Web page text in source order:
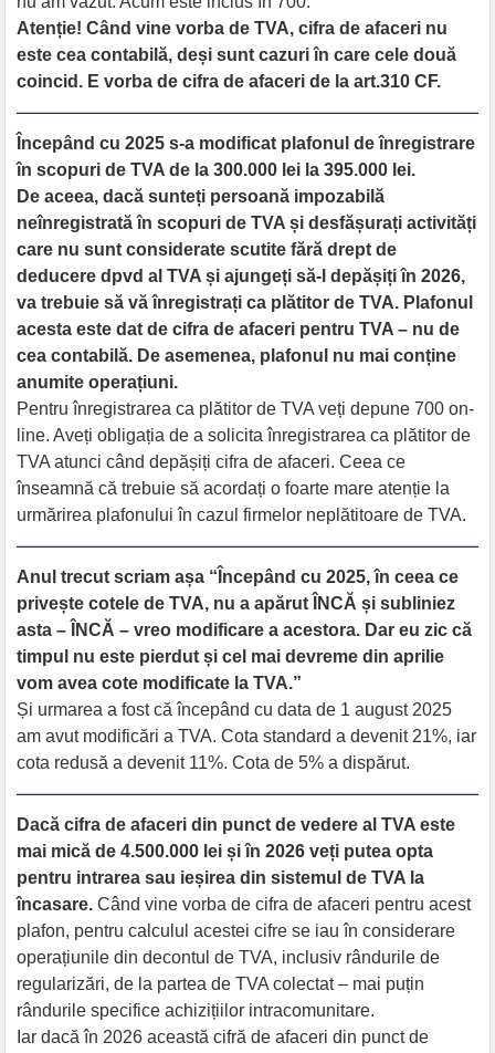
Atenție! Când vine vorba de TVA, cifra de afaceri nu
este cea contabilă, deși sunt cazuri în care cele două
coincid. E vorba de cifra de afaceri de la art.310 CF.
Începând cu 2025 s-a modificat plafonul de înregistrare
în scopuri de TVA de la 300.000 lei la 395.000 lei.
De aceea, dacă sunteți persoană impozabilă
neînregistrată în scopuri de TVA și desfășurați activități
care nu sunt considerate scutite fără drept de
deducere dpvd al TVA și ajungeți să-l depășiți în 2026,
va trebuie să vă înregistrați ca plătitor de TVA. Plafonul
acesta este dat de cifra de afaceri pentru TVA – nu de
cea contabilă. De asemenea, plafonul nu mai conține
anumite operațiuni.
Pentru înregistrarea ca plătitor de TVA veți depune 700 on-
line. Aveți obligația de a solicita înregistrarea ca plătitor de
TVA atunci când depășiți cifra de afaceri. Ceea ce
înseamnă că trebuie să acordați o foarte mare atenție la
urmărirea plafonului în cazul firmelor neplătitoare de TVA.
Anul trecut scriam așa “Începând cu 2025, în ceea ce
privește cotele de TVA, nu a apărut ÎNCĂ și subliniez
asta – ÎNCĂ – vreo modificare a acestora. Dar eu zic că
timpul nu este pierdut și cel mai devreme din aprilie
vom avea cote modificate la TVA.”
Și urmarea a fost că începând cu data de 1 august 2025
am avut modificări a TVA. Cota standard a devenit 21%, iar
cota redusă a devenit 11%. Cota de 5% a dispărut.
Dacă cifra de afaceri din punct de vedere al TVA este
mai mică de 4.500.000 lei și în 2026 veți putea opta
pentru intrarea sau ieșirea din sistemul de TVA la
încasare. Când vine vorba de cifra de afaceri pentru acest
plafon, pentru calculul acestei cifre se iau în considerare
operațiunile din decontul de TVA, inclusiv rândurile de
regularizări, de la partea de TVA colectat – mai puțin
rândurile specifice achizițiilor intracomunitare.
Iar dacă în 2026 această cifră de afaceri din punct de